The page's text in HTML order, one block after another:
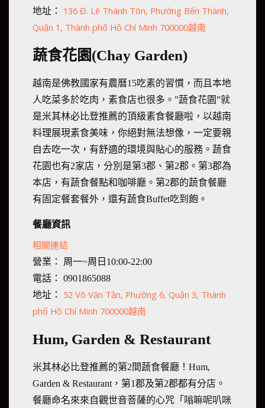
地址： 136 Đ. Lê Thánh Tôn, Phường Bến Thành,
Quận 1, Thành phố Hồ Chí Minh 700000越南
蔬食花園(Chay Garden)
越南是佛教國家有農曆15吃素的習慣，而且本地
人吃菜多於吃肉，素食店也很多。”蔬食花園”就
是米其林必比登推薦的頂級素食餐廳啦，以越南
料理展現素食美味，你絕對無法想像，一定要親
自去吃一次，有舒適的環境與貼心的服務。蔬食
花園也有2家店，分別是第3郡、第2郡。第3郡為
本店，有蔬食餐點和咖啡廳。第2郡的蔬食餐廳
有固定餐套餐外，還有蔬食Buffet吃到飽。
餐廳資訊
相關連結
營業： 周一~周日10:00-22:00
電話： 0901865088
地址： 52 Võ Văn Tần, Phường 6, Quận 3, Thành
phố Hồ Chí Minh 700000越南
Hum, Garden & Restaurant
米其林必比登推薦的第2間蔬食餐廳！Hum,
Garden & Restaurant，第1郡及第2郡都有分店。
餐廳命名來來自觀世音菩薩的心咒「嗡嘛呢叭咪